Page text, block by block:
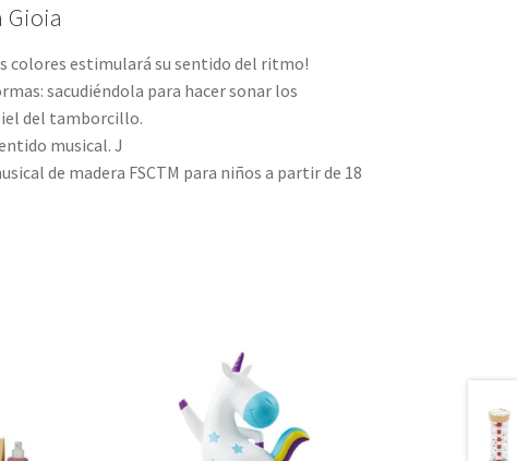
Gioia
colores estimulará su sentido del ritmo!
sacudiéndola para hacer sonar los
del tamborcillo.
musical. J
de madera FSCTM para niños a partir de 18